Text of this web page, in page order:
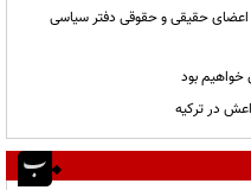
اعضای حقیقی و حقوقی دفتر سیاسی
خواهیم بود